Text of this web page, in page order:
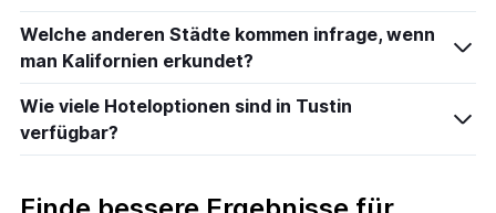
Welche anderen Städte kommen infrage, wenn
man Kalifornien erkundet?
Wie viele Hoteloptionen sind in Tustin
verfügbar?